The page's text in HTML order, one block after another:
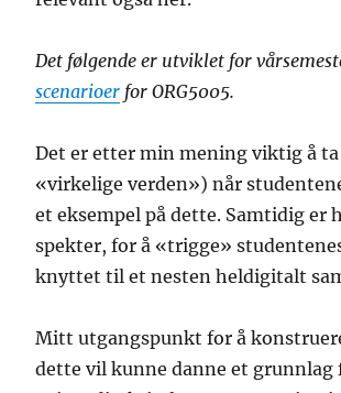
Det følgende er utviklet for
scenarioerfor ORG5005.
Det er etter min mening viktig å
«virkelige verden») når
et eksempel på dette. Samtidig er
spekter, for å «trigge»
knyttet til et nesten heldigitalt
Mitt utgangspunkt for å
dette vil kunne danne et grunnlag